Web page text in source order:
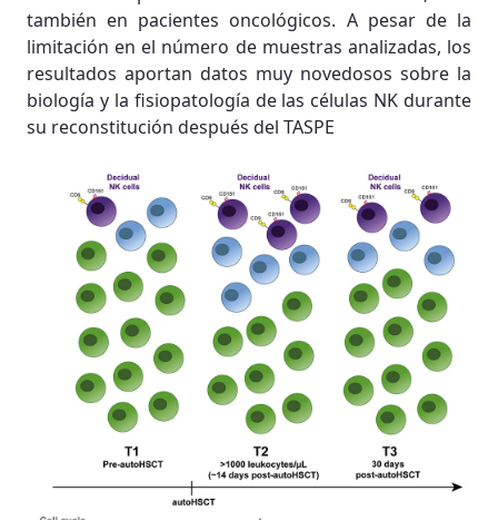
también en pacientes oncológicos. A pesar de la
limitación en el número de muestras analizadas, los
resultados aportan datos muy novedosos sobre la
biología y la fisiopatología de las células NK durante
su reconstitución después del TASPE